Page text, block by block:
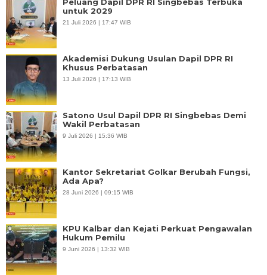
untuk 2029
21 Juli 2026 | 17:47 WIB
Akademisi Dukung Usulan Dapil DPR RI
Khusus Perbatasan
13 Juli 2026 | 17:13 WIB
Satono Usul Dapil DPR RI Singbebas Demi
Wakil Perbatasan
9 Juli 2026 | 15:36 WIB
Kantor Sekretariat Golkar Berubah Fungsi,
Ada Apa?
28 Juni 2026 | 09:15 WIB
KPU Kalbar dan Kejati Perkuat Pengawalan
Hukum Pemilu
9 Juni 2026 | 13:32 WIB